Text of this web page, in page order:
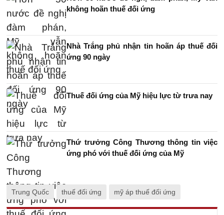
không hoãn thuế đối ứng
Nhà Trắng phủ nhận tin hoãn áp thuế đối
ứng 90 ngày
Thuế đối ứng của Mỹ hiệu lực từ trưa nay
Thứ trưởng Công Thương thông tin việc
ứng phó với thuế đối ứng của Mỹ
Trung Quốc thuế đối ứng mỹ áp thuế đối ứng